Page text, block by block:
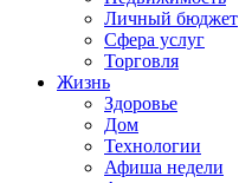
Личный бюджет
Сфера услуг
Торговля
Жизнь
Здоровье
Дом
Технологии
Афиша недели